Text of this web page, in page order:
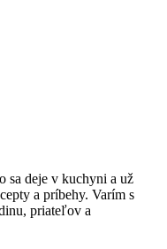
sa deje v kuchyni a už
a príbehy. Varím s
priateľov a